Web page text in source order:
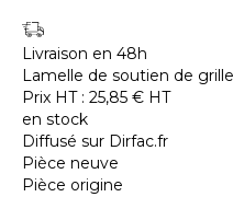
Livraison en 48h
Lamelle de soutien de grille
Prix HT : 25,85 € HT
en stock
Diffusé sur Dirfac.fr
Pièce neuve
Pièce origine